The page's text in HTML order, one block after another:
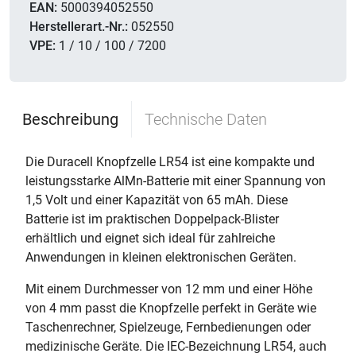
EAN: 5000394052550
Herstellerart.-Nr.: 052550
VPE: 1 / 10 / 100 / 7200
Beschreibung Technische Daten
Die Duracell Knopfzelle LR54 ist eine kompakte und
leistungsstarke AlMn-Batterie mit einer Spannung von
1,5 Volt und einer Kapazität von 65 mAh. Diese
Batterie ist im praktischen Doppelpack-Blister
erhältlich und eignet sich ideal für zahlreiche
Anwendungen in kleinen elektronischen Geräten.
Mit einem Durchmesser von 12 mm und einer Höhe
von 4 mm passt die Knopfzelle perfekt in Geräte wie
Taschenrechner, Spielzeuge, Fernbedienungen oder
medizinische Geräte. Die IEC-Bezeichnung LR54, auch